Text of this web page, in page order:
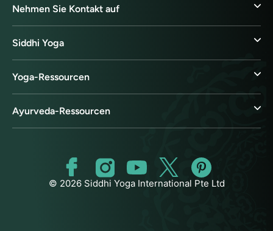
Nehmen Sie Kontakt auf
Siddhi Yoga
Yoga-Ressourcen
Ayurveda-Ressourcen
© 2026 Siddhi Yoga International Pte Ltd